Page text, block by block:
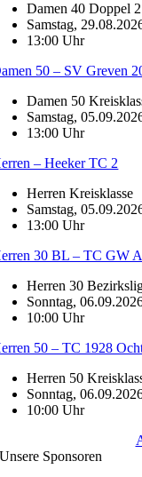
Damen 40 Doppel 2
Samstag,
13:00 Uhr
50 – SV Greven
Damen 50
Samstag,
13:00 Uhr
– Heeker TC 2
Herren Kreisklasse
Samstag,
13:00 Uhr
30 BL – TC GW
Herren 30
Sonntag,
10:00 Uhr
50 – TC 1928
Herren 50
Sonntag,
10:00 Uhr
Unsere Sponsoren